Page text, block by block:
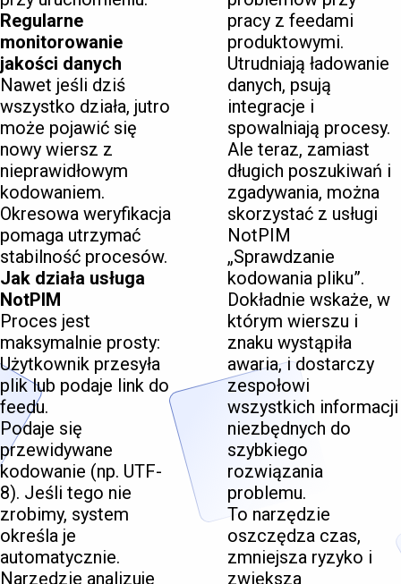
Regularne
monitorowanie
jakości danych
Nawet jeśli dziś
wszystko działa, jutro
może pojawić się
nowy wiersz z
nieprawidłowym
kodowaniem.
Okresowa weryfikacja
pomaga utrzymać
stabilność procesów.
Jak działa usługa
NotPIM
Proces jest
maksymalnie prosty:
Użytkownik przesyła
plik lub podaje link do
feedu.
Podaje się
przewidywane
kodowanie (np. UTF-
8). Jeśli tego nie
zrobimy, system
określa je
automatycznie.
Narzędzie analizuje
pracy z feedami
produktowymi.
Utrudniają ładowanie
danych, psują
integracje i
spowalniają procesy.
Ale teraz, zamiast
długich poszukiwań i
zgadywania, można
skorzystać z usługi
NotPIM
„Sprawdzanie
kodowania pliku”.
Dokładnie wskaże, w
którym wierszu i
znaku wystąpiła
awaria, i dostarczy
zespołowi
wszystkich informacji
niezbędnych do
szybkiego
rozwiązania
problemu.
To narzędzie
oszczędza czas,
zmniejsza ryzyko i
zwiększa